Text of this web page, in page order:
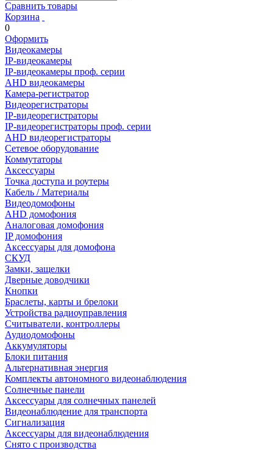
Сравнить товары
Корзина
0
Оформить
Видеокамеры
IP-видеокамеры
IP-видеокамеры проф. серии
AHD видеокамеры
Камера-регистратор
Видеорегистраторы
IP-видеорегистраторы
IP-видеорегистраторы проф. серии
AHD видеорегистраторы
Сетевое оборудование
Коммутаторы
Аксессуары
Точка доступа и роутеры
Кабель / Материалы
Видеодомофоны
AHD домофония
Аналоговая домофония
IP домофония
Аксессуары для домофона
СКУД
Замки, защелки
Дверные доводчики
Кнопки
Браслеты, карты и брелоки
Устройства радиоуправления
Считыватели, контроллеры
Аудиодомофоны
Аккумуляторы
Блоки питания
Альтернативная энергия
Комплекты автономного видеонаблюдения
Солнечные панели
Аксессуары для солнечных панелей
Видеонаблюдение для транспорта
Сигнализация
Аксессуары для видеонаблюдения
Снято с производства